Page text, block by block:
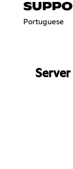
Portuguese